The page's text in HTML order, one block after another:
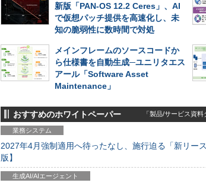
新版「PAN-OS 12.2 Ceres」、AI
で仮想パッチ提供を高速化し、未
知の脆弱性に数時間で対処
メインフレームのソースコードか
ら仕様書を自動生成─ユニリタエス
アール「Software Asset
Maintenance」
おすすめのホワイトペーパー 「製品/サービス資
業務システム
2027年4月強制適用へ待ったなし、施行迫る「新リー
版】
生成AI/AIエージェント